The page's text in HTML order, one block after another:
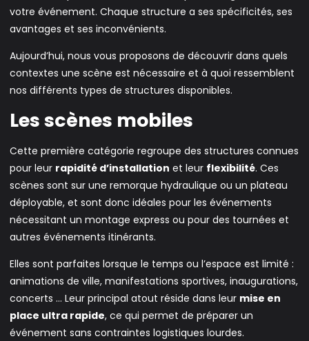
votre événement. Chaque structure a ses spécificités, ses
avantages et ses inconvénients.
Aujourd’hui, nous vous proposons de découvrir dans quels
contextes une scène est nécessaire et à quoi ressemblent
nos différents types de structures disponibles.
Les scènes mobiles
Cette première catégorie regroupe des structures connues
pour leur rapidité d’installation et leur flexibilité. Ces
scènes sont sur une remorque hydraulique ou un plateau
déployable, et sont donc idéales pour les événements
nécessitant un montage express ou pour des tournées et
autres événements itinérants.
Elles sont parfaites lorsque le temps ou l’espace est limité :
animations de ville, manifestations sportives, inaugurations,
concerts … Leur principal atout réside dans leur mise en
place ultra rapide, ce qui permet de préparer un
événement sans contraintes logistiques lourdes.